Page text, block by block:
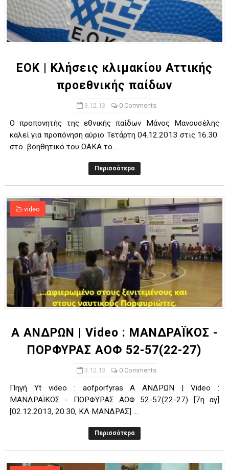
EOK | Κλήσεις κλιμακίου Αττικής
προεθνικής παίδων
3.12.13 0 Comments
Ο προπονητής της εθνικής παίδων Μάνος Μανουσέλης
καλεί για προπόνηση αύριο Τετάρτη 04.12.2013 στις 16.30
στο βοηθητικό του ΟΑΚΑ το...
Περισσότερα
video
Α ΑΝΔΡΩΝ | Video : ΜΑΝΔΡΑΪΚΟΣ -
ΠΟΡΦΥΡΑΣ ΑΟΦ 52-57(22-27)
3.12.13 0 Comments
Πηγή Yt video : aofporfyras Α ΑΝΔΡΩΝ | Video :
ΜΑΝΔΡΑΪΚΟΣ - ΠΟΡΦΥΡΑΣ ΑΟΦ 52-57(22-27) [7η αγ]
[02.12.2013, 20.30, ΚΛ ΜΑΝΔΡΑΣ] ...
Περισσότερα